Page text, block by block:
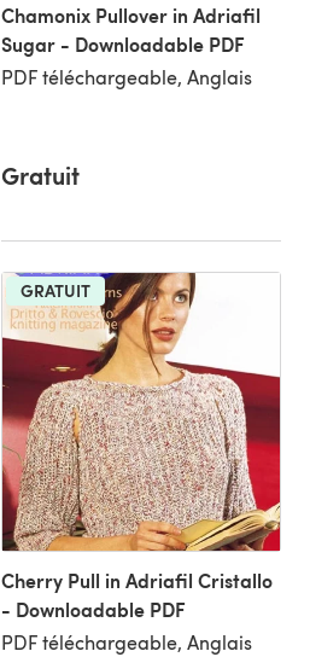
Chamonix Pullover in Adriafil
Sugar - Downloadable PDF
PDF téléchargeable, Anglais
Gratuit
GRATUIT
Cherry Pull in Adriafil Cristallo
- Downloadable PDF
PDF téléchargeable, Anglais